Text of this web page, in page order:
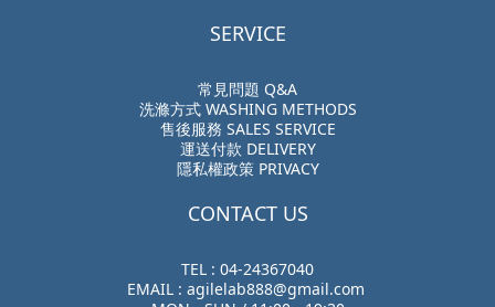
SERVICE
常見問題 Q&A
洗滌方式 WASHING METHODS
售後服務 SALES SERVICE
運送付款 DELIVERY
隱私權政策 PRIVACY
CONTACT US
TEL : 04-24367040
EMAIL : agilelab888@gmail.com